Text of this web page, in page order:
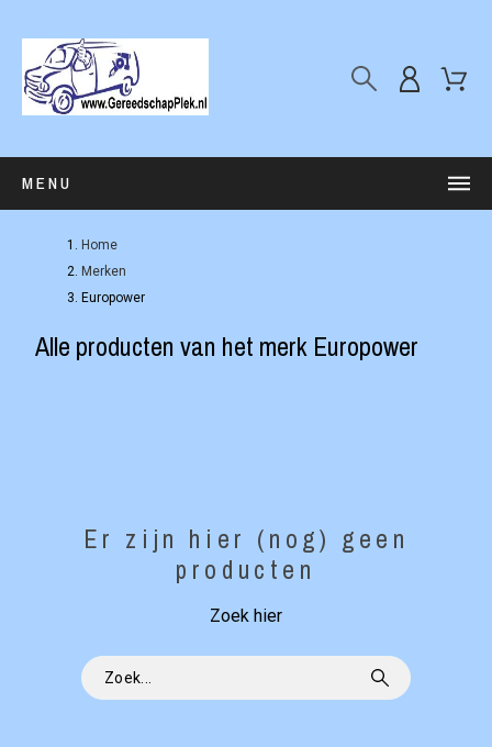
MENU
Home
Merken
Europower
Alle producten van het merk Europower
Er zijn hier (nog) geen
producten
Zoek hier